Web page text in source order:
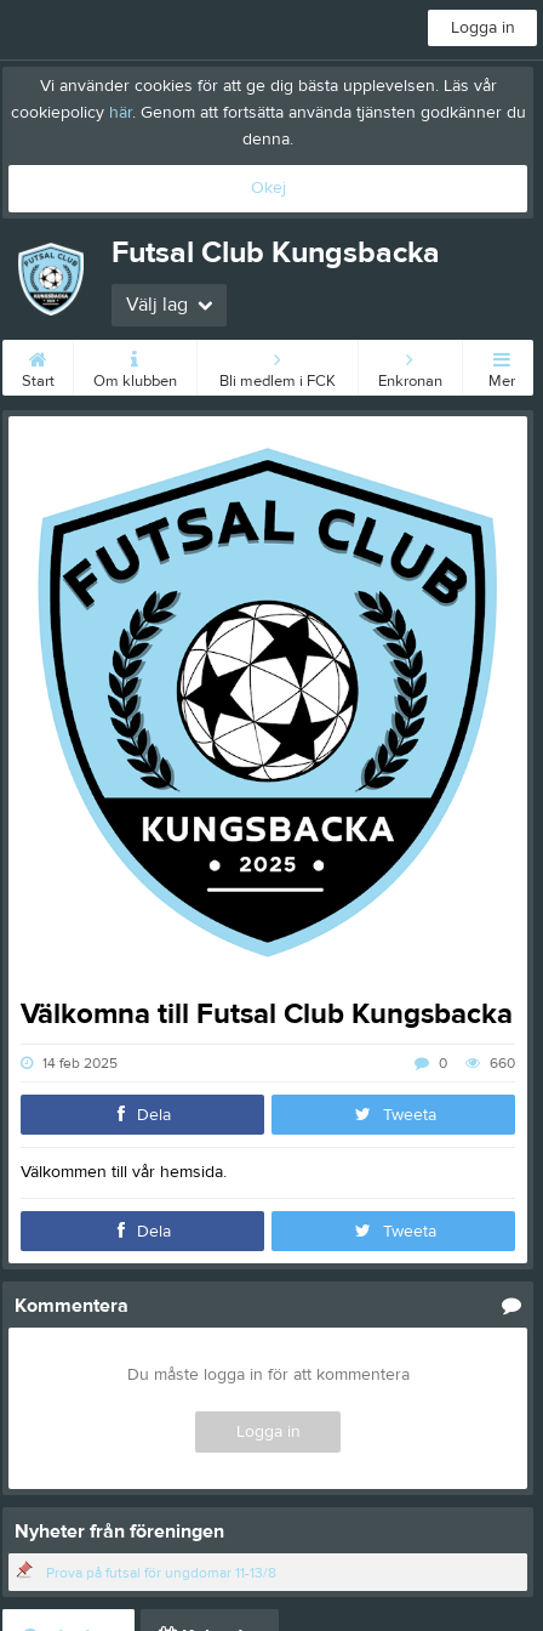
Logga in
Vi använder cookies för att ge dig bästa upplevelsen. Läs vår
cookiepolicy här. Genom att fortsätta använda tjänsten godkänner du
denna.
Okej
Futsal Club Kungsbacka
Välj lag
Start Om klubben Bli medlem i FCK Enkronan Mer
Välkomna till Futsal Club Kungsbacka
14 feb 2025 660
0
Dela Tweeta
Välkommen till vår hemsida.
Dela Tweeta
Kommentera
Du måste logga in för att kommentera
Logga in
Nyheter från föreningen
Prova på futsal för ungdomar 11-13/8